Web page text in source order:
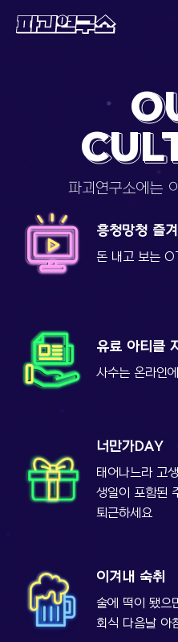
파괴연구소에는
흥청망청 즐
돈 내고 보는
유료 아티클
사수는 온라인
너만가DAY
태어나느라 고
생일이 포함된
퇴근하세요
이겨내 숙취
술에 떡이 됐으
회식 다음날 아